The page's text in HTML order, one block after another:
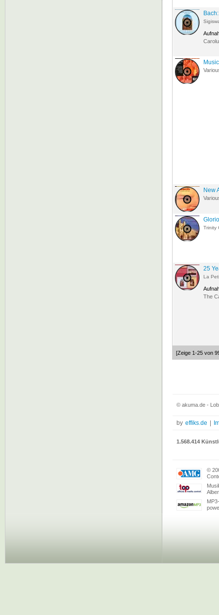
New
Trinity
25
La
The
[Zeige 1-25 von
© akuma.de -
by effiks.de
1.568.414
©